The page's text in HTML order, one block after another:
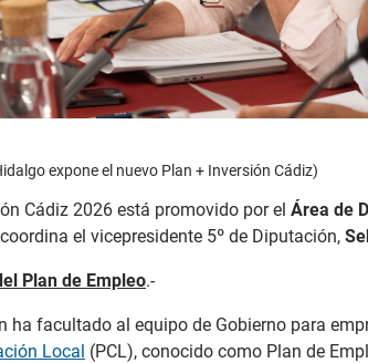
expone el nuevo Plan + Inversión Cádiz)
Cádiz 2026 está promovido por el Área de
el vicepresidente 5º de Diputación,
Plan de Empleo.-
ha facultado al equipo de Gobierno para
Local (PCL), conocido como Plan de